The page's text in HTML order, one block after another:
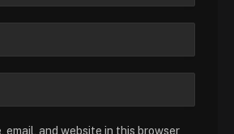
email, and website in this browser